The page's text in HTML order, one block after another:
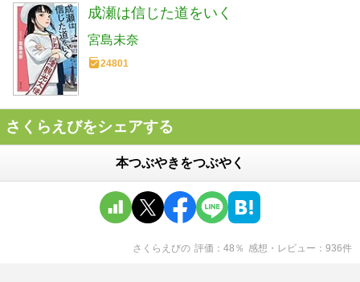
成瀬は信じた道をいく
宮島未奈
24801
さくらえびをシェアする
本つぶやきをつぶやく
さくらえびの 評価 48 ％ 感想・レビュー 936件